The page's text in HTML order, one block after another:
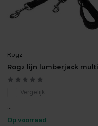
Rogz
Rogz lijn lumberjack multi
Vergelijk
...
Op voorraad